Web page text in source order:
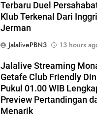
Terbaru Duel
Klub Terkenal Dari
Jerman
JalalivePBN3
13 hours
Jalalive Streaming
Getafe Club Friendly
Pukul 01.00 WIB
Preview Pertandingan
Menarik